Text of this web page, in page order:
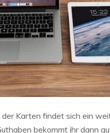
Karten findet sich ein
bekommt ihr dann